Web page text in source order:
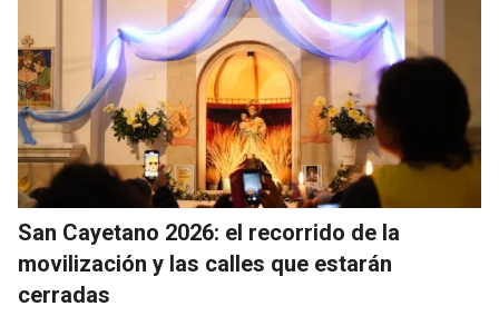
San Cayetano 2026: el recorrido de la
movilización y las calles que estarán
cerradas